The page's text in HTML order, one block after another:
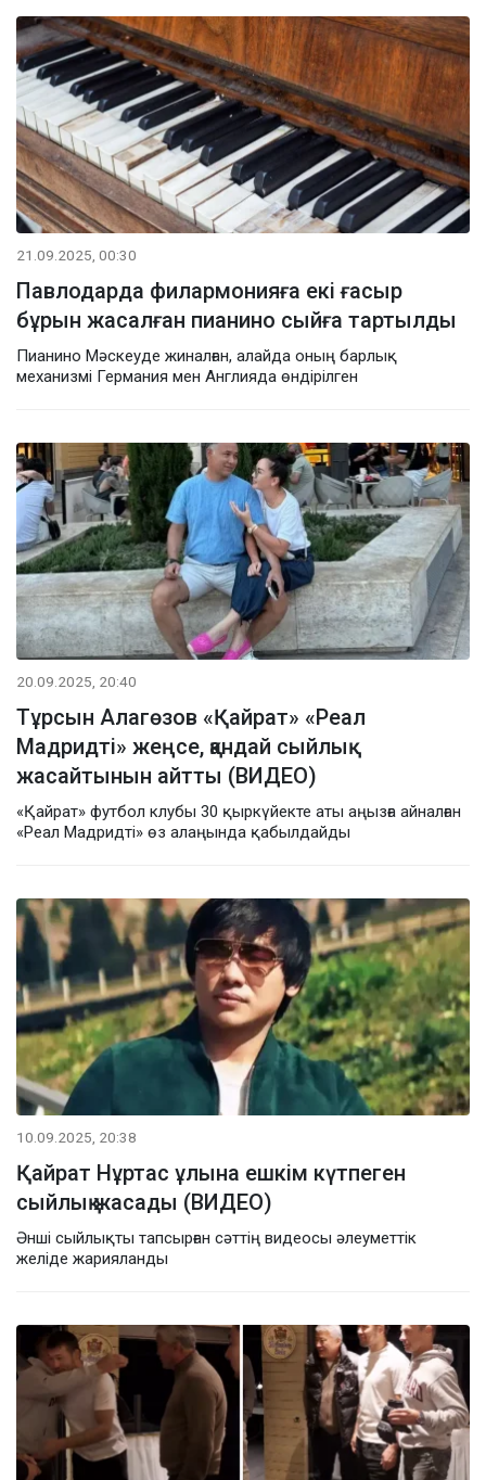
21.09.2025, 00:30
Павлодарда филармонияға екі ғасыр
бұрын жасалған пианино сыйға тартылды
Пианино Мәскеуде жиналған, алайда оның барлық
механизмі Германия мен Англияда өндірілген
20.09.2025, 20:40
Тұрсын Алагөзов «Қайрат» «Реал
Мадридті» жеңсе, қандай сыйлық
жасайтынын айтты (ВИДЕО)
«Қайрат» футбол клубы 30 қыркүйекте аты аңызға айналған
«Реал Мадридті» өз алаңында қабылдайды
10.09.2025, 20:38
Қайрат Нұртас ұлына ешкім күтпеген
сыйлық жасады (ВИДЕО)
Әнші сыйлықты тапсырған сәттің видеосы әлеуметтік
желіде жарияланды